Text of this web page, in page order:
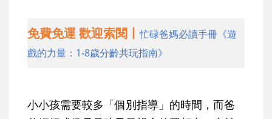
免費免運 歡迎索閱丨忙碌爸媽必讀手冊《遊
戲的力量：1-8歲分齡共玩指南》
小小孩需要較多「個別指導」的時間，而爸